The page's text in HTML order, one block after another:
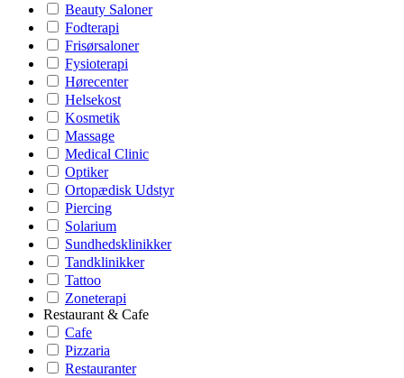
Beauty Saloner
Fodterapi
Frisørsaloner
Fysioterapi
Hørecenter
Helsekost
Kosmetik
Massage
Medical Clinic
Optiker
Ortopædisk Udstyr
Piercing
Solarium
Sundhedsklinikker
Tandklinikker
Tattoo
Zoneterapi
Restaurant & Cafe
Cafe
Pizzaria
Restauranter